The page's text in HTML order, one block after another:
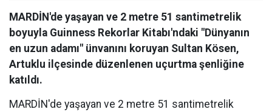
MARDİN'de yaşayan ve 2 metre 51 santimetrelik
boyuyla Guinness Rekorlar Kitabı'ndaki "Dünyanın
en uzun adamı" ünvanını koruyan Sultan Kösen,
Artuklu ilçesinde düzenlenen uçurtma şenliğine
katıldı.
MARDİN'de yaşayan ve 2 metre 51 santimetrelik